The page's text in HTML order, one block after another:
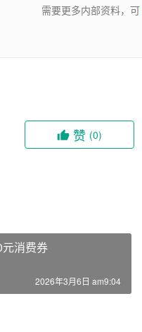
需要更多内部资料，可
赞 (0)
消费券
2026年3月6日 am9:04